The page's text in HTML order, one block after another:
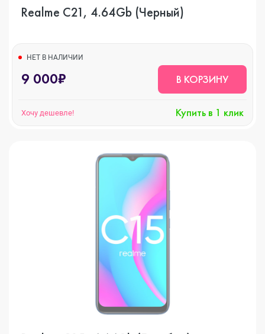
Realme C21, 4.64Gb (Черный)
НЕТ В НАЛИЧИИ
9 000₽ В КОРЗИНУ
Хочу дешевле! Купить в 1 клик